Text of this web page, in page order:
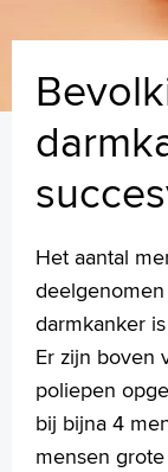
Het aantal
darmkanker
Er zijn boven
poliepen
bij bijna 4
mensen